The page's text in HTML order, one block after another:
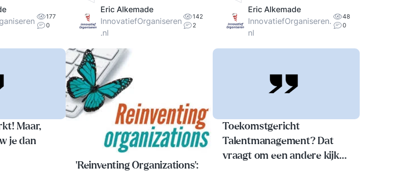
177
0
tourneeEric Alkemade
InnovatiefOrganiseren
.nl
142
2
Eric Alkemade
InnovatiefOrganiseren.
nl
48
0
Maar,
je dan
‘Reinventing Organizations’:
Toekomstgericht
Talentmanagement? Dat
vraagt om een andere kijk